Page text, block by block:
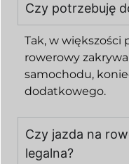
Czy potrzebuję
Tak, w większości
rowerowy
samochodu,
dodatkowego.
Czy jazda na
legalna?